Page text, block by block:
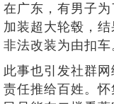
在广东，有男子为
加装超大轮毂，
非法改装为由扣车
此事也引发社群
责任推给百姓。